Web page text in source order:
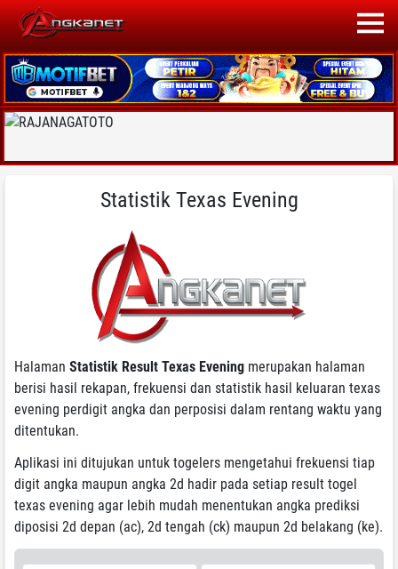
Statistik Texas Evening
Halaman Statistik Result Texas Evening merupakan halaman
berisi hasil rekapan, frekuensi dan statistik hasil keluaran texas
evening perdigit angka dan perposisi dalam rentang waktu yang
ditentukan.
Aplikasi ini ditujukan untuk togelers mengetahui frekuensi tiap
digit angka maupun angka 2d hadir pada setiap result togel
texas evening agar lebih mudah menentukan angka prediksi
diposisi 2d depan (ac), 2d tengah (ck) maupun 2d belakang (ke).